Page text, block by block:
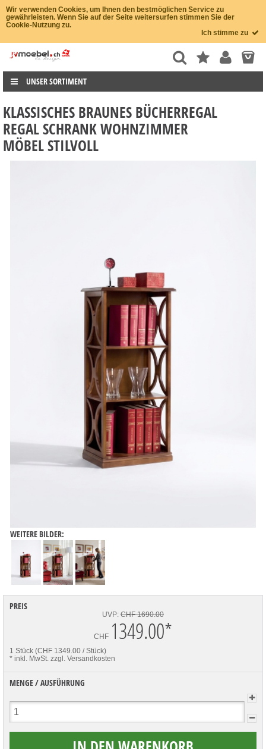
Wir verwenden Cookies, um Ihnen den bestmöglichen Service zu
gewährleisten. Wenn Sie auf der Seite weitersurfen stimmen Sie der
Cookie-Nutzung zu.
Ich stimme zu
UNSER SORTIMENT
KLASSISCHES BRAUNES BÜCHERREGAL
REGAL SCHRANK WOHNZIMMER
MÖBEL STILVOLL
WEITERE BILDER:
PREIS
UVP: CHF 1690.00
CHF 1349.00*
1 Stück (CHF 1349.00 / Stück)
* inkl. MwSt. zzgl. Versandkosten
MENGE / AUSFÜHRUNG